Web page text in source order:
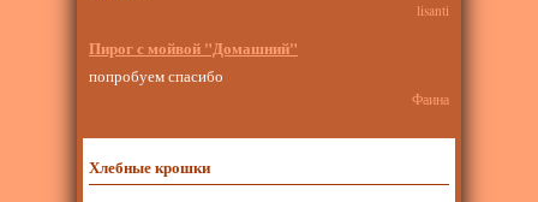
lisanti
Пирог с мойвой "Домашний"
попробуем спасибо
Фаина
Хлебные крошки